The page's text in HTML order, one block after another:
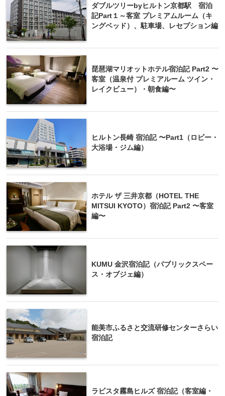
ダブルツリーbyヒルトン京都駅 宿泊
記Part１～客室 プレミアムルーム（キ
ングベッド）、駐車場、レセプション編
琵琶湖マリオットホテル宿泊記 Part2 〜
客室（温泉付 プレミアルーム ツイン・
レイクビュー）・朝食編〜
ヒルトン長崎 宿泊記 〜Part1（ロビー・
大浴場・ジム編）
ホテル ザ 三井京都（HOTEL THE
MITSUI KYOTO）宿泊記 Part2 〜客室
編〜
KUMU 金沢宿泊記（パブリックスペー
ス・オブジェ編）
能美市ふるさと交流研修センターさらい
宿泊記
ラビスタ霧島ヒルズ 宿泊記（客室編・